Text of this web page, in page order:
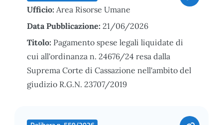
Ufficio: Area Risorse Umane
Data Pubblicazione: 21/06/2026
Titolo: Pagamento spese legali liquidate di
cui all'ordinanza n. 24676/24 resa dalla
Suprema Corte di Cassazione nell'ambito del
giudizio R.G.N. 23707/2019